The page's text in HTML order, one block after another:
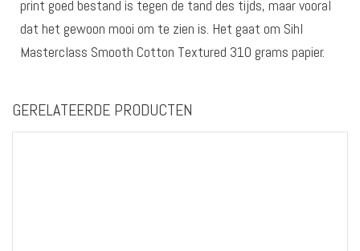
print goed bestand is tegen de tand des tijds, maar vooral
dat het gewoon mooi om te zien is. Het gaat om Sihl
Masterclass Smooth Cotton Textured 310 grams papier.
GERELATEERDE PRODUCTEN